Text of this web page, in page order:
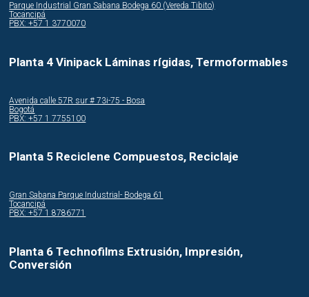
Parque Industrial Gran Sabana Bodega 60 (Vereda Tibito)
Tocancipá
PBX: +57 1 3770070
Planta 4 Vinipack Láminas rígidas, Termoformables
Avenida calle 57R sur # 73i-75 - Bosa
Bogotá
PBX: +57 1 7755100
Planta 5 Reciclene Compuestos, Reciclaje
Gran Sabana Parque Industrial- Bodega 61
Tocancipá
PBX: +57 1 8786771
Planta 6 Technofilms Extrusión, Impresión,
Conversión